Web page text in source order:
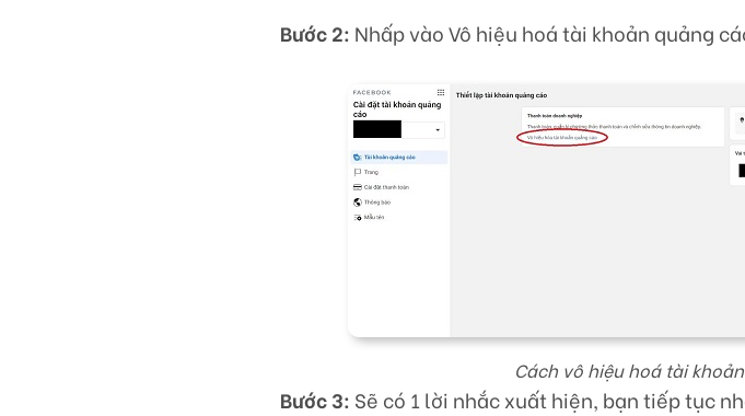
Bước 2: Nhấp vào Vô hiệu hoá tài khoản quảng
Cách vô hiệu hoá tài
Bước 3: Sẽ có 1 lời nhắc xuất hiện, bạn tiếp tục